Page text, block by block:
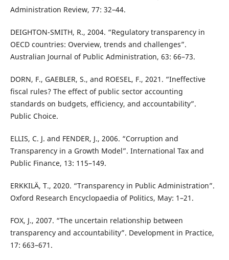
Administration Review, 77: 32–44.
DEIGHTON-SMITH, R., 2004. “Regulatory transparency in
OECD countries: Overview, trends and challenges”.
Australian Journal of Public Administration, 63: 66–73.
DORN, F., GAEBLER, S., and ROESEL, F., 2021. “Ineffective
fiscal rules? The effect of public sector accounting
standards on budgets, efficiency, and accountability”.
Public Choice.
ELLIS, C. J. and FENDER, J., 2006. “Corruption and
Transparency in a Growth Model”. International Tax and
Public Finance, 13: 115–149.
ERKKILÄ, T., 2020. “Transparency in Public Administration”.
Oxford Research Encyclopaedia of Politics, May: 1–21.
FOX, J., 2007. “The uncertain relationship between
transparency and accountability”. Development in Practice,
17: 663–671.